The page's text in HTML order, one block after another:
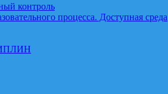
контроль
процесса. Доступная среда